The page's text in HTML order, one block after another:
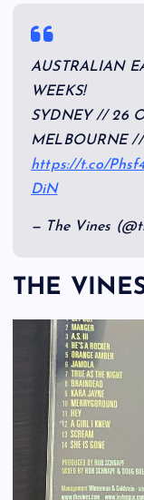
AUSTRALIAN
WEEKS!
SYDNEY // 26
MELBOURNE //
https://t.co/
DiN
— The Vines
THE